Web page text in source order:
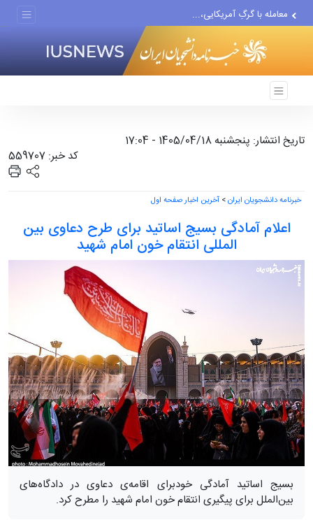
معامله با گرگِ آمریکایی،...
اقتصاددان معروف آمریکایی:...
انتشار اخبار جعلی توسط...
تاریخ انتشار: پنجشنبه 1405/04/18 - 17:04
کد خبر: 559707
خبرنامه دانشجویان ایران> آخرین اخبار صفحه اول
اعلام آمادگی بسیج اساتید برای طرح دعاوی بین
المللی انتقام خون امام شهید
بسیج اساتید آمادگی خودبرای اقامه‌ی دعاوی در دادگاه‌های
بین‌الملل برای پیگیری انتقام خون امام شهید را مطرح کرد.